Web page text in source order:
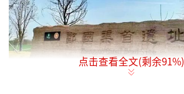
点击查看全文(剩余91%)